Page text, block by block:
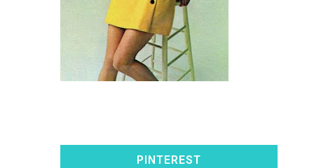
PINTEREST